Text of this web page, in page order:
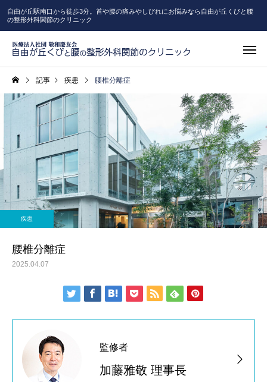
自由が丘駅南口から徒歩3分。首や腰の痛みやしびれにお悩みなら自由が丘くびと腰
の整形外科関節のクリニック
一般整形外科
高度画像診
（MRI・
記事 疾患 腰椎分離症
疾患
腰椎分離症
2025.04.07
監修者
加藤雅敬 理事長